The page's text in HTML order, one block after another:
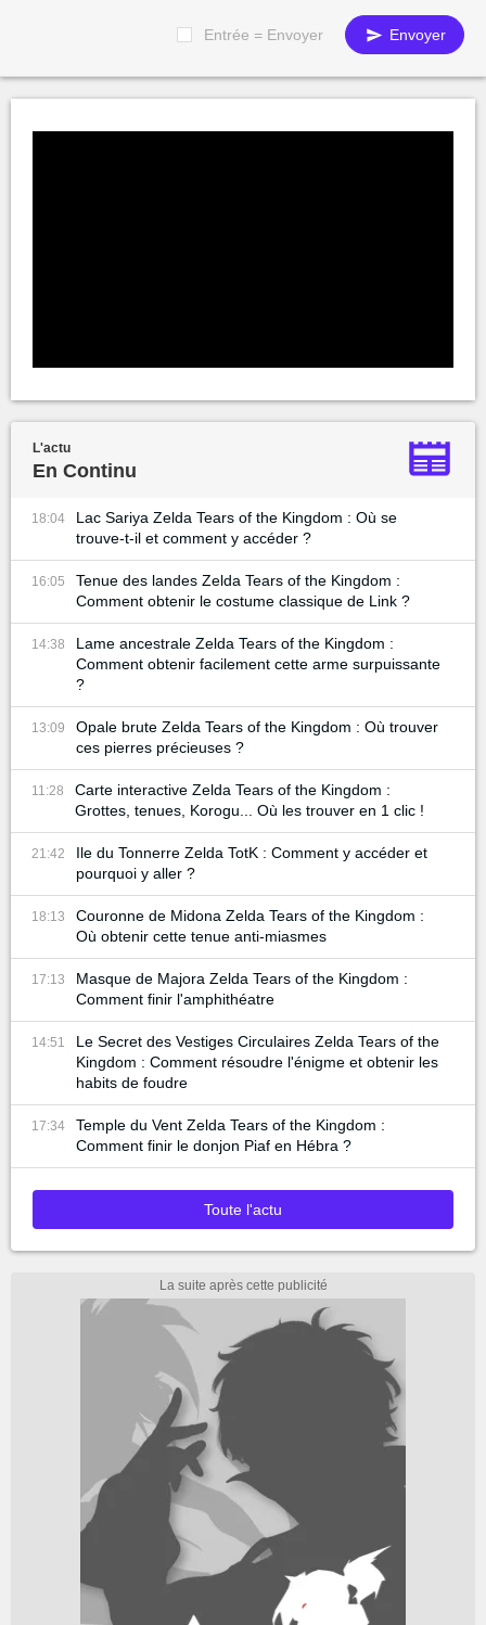
Entrée = Envoyer Envoyer
L'actu
En Continu
18:04
Lac Sariya Zelda Tears of the Kingdom : Où se
trouve-t-il et comment y accéder ?
16:05
Tenue des landes Zelda Tears of the Kingdom :
Comment obtenir le costume classique de Link ?
14:38
Lame ancestrale Zelda Tears of the Kingdom :
Comment obtenir facilement cette arme surpuissante
?
13:09
Opale brute Zelda Tears of the Kingdom : Où trouver
ces pierres précieuses ?
11:28
Carte interactive Zelda Tears of the Kingdom :
Grottes, tenues, Korogu... Où les trouver en 1 clic !
21:42
Ile du Tonnerre Zelda TotK : Comment y accéder et
pourquoi y aller ?
18:13
Couronne de Midona Zelda Tears of the Kingdom :
Où obtenir cette tenue anti-miasmes
17:13
Masque de Majora Zelda Tears of the Kingdom :
Comment finir l'amphithéatre
14:51
Le Secret des Vestiges Circulaires Zelda Tears of the
Kingdom : Comment résoudre l'énigme et obtenir les
habits de foudre
17:34
Temple du Vent Zelda Tears of the Kingdom :
Comment finir le donjon Piaf en Hébra ?
Toute l'actu